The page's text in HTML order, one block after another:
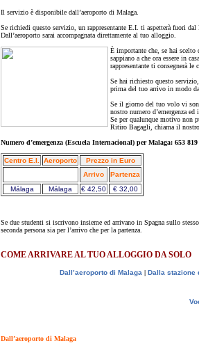
Il servizio è disponibile dall’aeroporto di Malaga.
Se richiedi questo servizio, un rappresentante E.I. ti aspetterà fuori
Dall’aeroporto sarai accompagnata direttamente al tuo alloggio.
È importante che, se hai
sappiano a che ora essere in
rappresentante ti consegnerà le
Se hai richiesto questo
prima del tuo arrivo in modo
Se il giorno del tuo volo vi
nostro numero d’emergenza
Se per qualunque motivo non
Ritiro Bagagli, chiama il nostro
Numero d’emergenza (Escuela Internacional) per Malaga: 653 819
Centro E.I. Aeroporto
Prezzo in Euro
Arrivo
Partenza
Málaga
Málaga € 42,50 € 32,00
Se due studenti si iscrivono insieme ed arrivano in Spagna sullo
seconda persona sia per l’arrivo che per la partenza.
COME ARRIVARE AL TUO ALLOGGIO DA SOLO
Dall’aeroporto di Malaga | Dalla stazione
Dall’aeroporto di Malaga